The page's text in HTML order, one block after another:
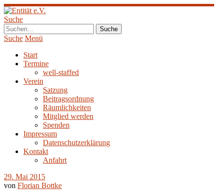
Suche
Suche Menü
Start
Termine
well-staffed
Verein
Satzung
Beitragsordnung
Räumlichkeiten
Mitglied werden
Spenden
Impressum
Datenschutzerklärung
Kontakt
Anfahrt
29. Mai 2015
von Florian Bottke